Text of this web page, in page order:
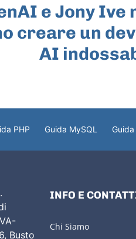
e Jony Ive
creare un
AI
PHP Guida MySQL
Busto
INFO E
Chi Siamo